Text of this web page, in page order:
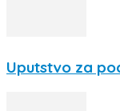
Uputstvo za